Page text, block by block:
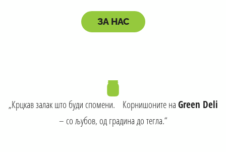
ЗА НАС
„Крцкав залак што буди спомени. Корнишоните наGreen Deli
– со љубов, од градина до тегла.“